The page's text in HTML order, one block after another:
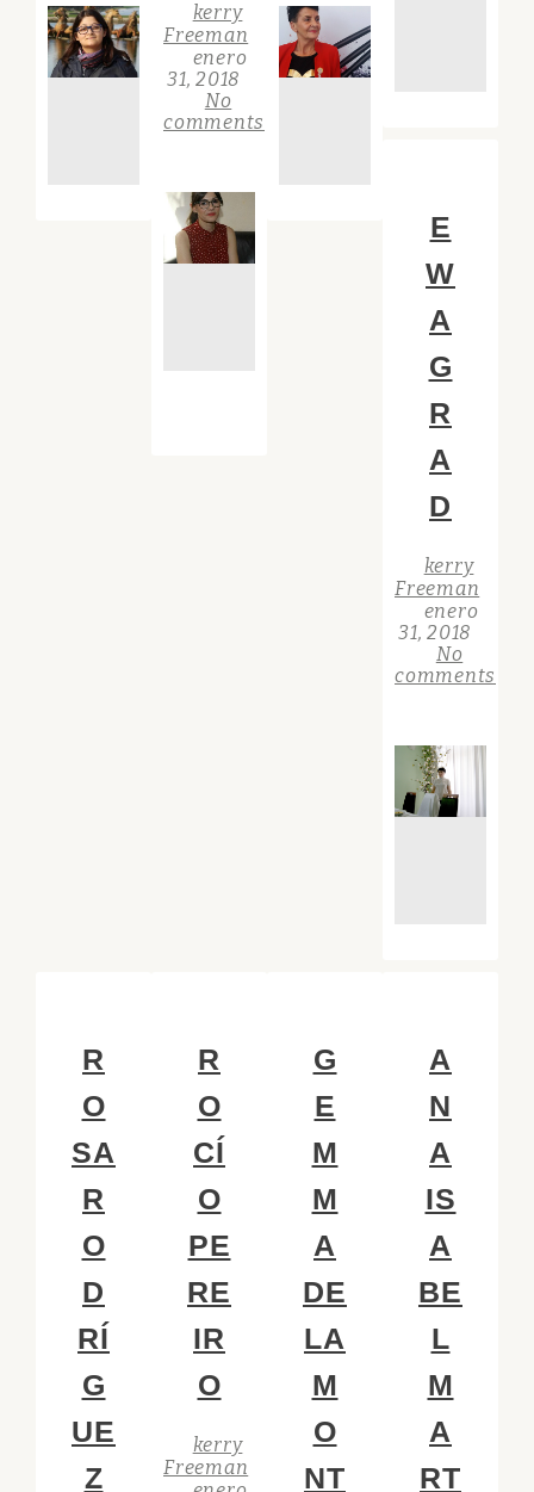
kerry
Freeman
enero
31, 2018
No
comments
E
W
A
G
R
A
D
kerry
Freeman
enero
31, 2018
No
comments
R
O
SA
R
O
D
RÍ
G
UE
Z
R
O
CÍ
O
PE
RE
IR
O
kerry
Freeman
G
E
M
M
A
DE
LA
M
O
NT
A
N
A
IS
A
BE
L
M
A
RT